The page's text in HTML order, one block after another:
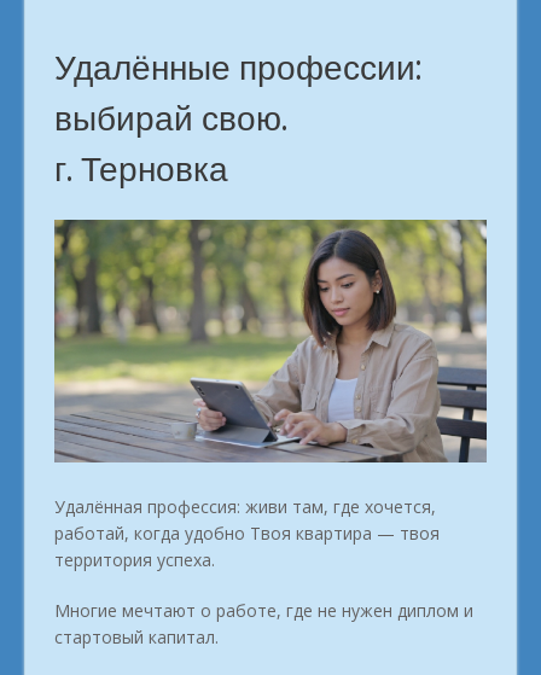
Удалённые профессии:
выбирай свою.
г. Терновка
Удалённая профессия: живи там, где хочется,
работай, когда удобно Твоя квартира — твоя
территория успеха.
Многие мечтают о работе, где не нужен диплом и
стартовый капитал.